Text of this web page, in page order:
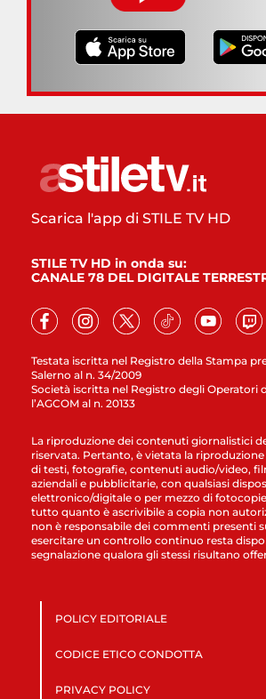
Testata iscritta nel Registro della Stampa
Salerno al n. 34/2009
Società iscritta nel Registro degli Operatori
l’AGCOM al n. 20133
Scarica l'app di STILE TV HD
STILE TV HD in onda su:
CANALE 78 DEL DIGITALE
La riproduzione dei contenuti giornalistici
riservata. Pertanto, è vietata la riproduzione
di testi, fotografie, contenuti audio/video,
aziendali e pubblicitarie, con qualsiasi
elettronico/digitale o per mezzo di
tutto quanto è ascrivibile a copia non
non è responsabile dei commenti presenti
esercitare un controllo continuo resta
segnalazione qualora gli stessi risultano
POLICY EDITORIALE
CODICE ETICO CONDOTTA
PRIVACY POLICY